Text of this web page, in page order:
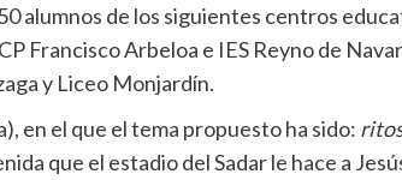
alumnos de los siguientes centros
Francisco Arbeloa e IES Reyno de
y Liceo Monjardín.
en el que el tema propuesto ha sido:
que el estadio del Sadar le hace a